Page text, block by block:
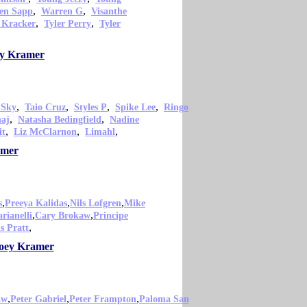
Sapp, Warren G, Visanthe
Kracker, Tyler Perry, Tyler
Kramer
, Taio Cruz, Styles P, Spike Lee, Ringo
, Natasha Bedingfield, Nadine
, Liz McClarnon, Limahl,
,Preeya Kalidas,Nils Lofgren,Mike
,Cary Brokaw,Principe
Pratt,
Kramer
,Peter Gabriel,Peter Frampton,Paloma San